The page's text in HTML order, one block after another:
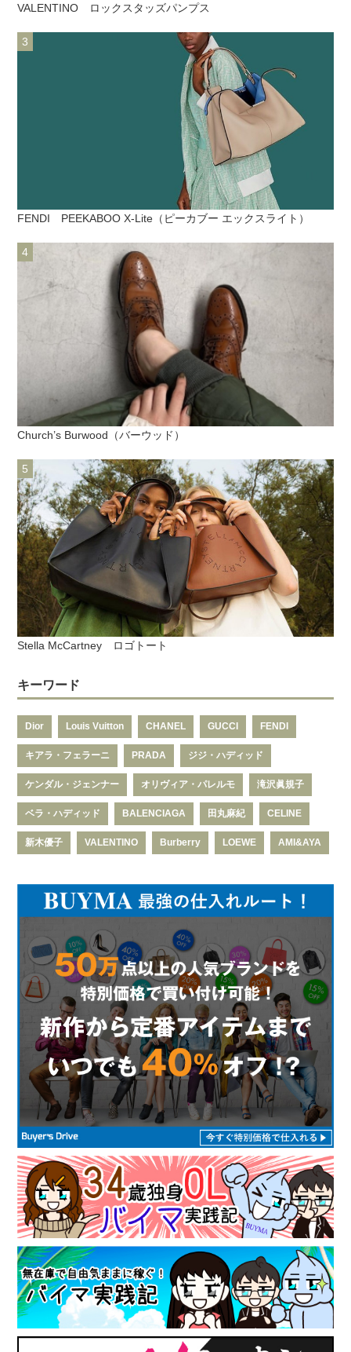
VALENTINO ロックスタッズパンプス
FENDI PEEKABOO X-Lite（ピーカブー エックスライト）
Church’s Burwood（バーウッド）
Stella McCartney ロゴトート
キーワード
Dior Louis Vuitton CHANEL GUCCI FENDI
キアラ・フェラーニ PRADA ジジ・ハディッド
ケンダル・ジェンナー オリヴィア・パレルモ 滝沢眞規子
ベラ・ハディッド BALENCIAGA 田丸麻紀 CELINE
新木優子 VALENTINO Burberry LOEWE AMI&AYA